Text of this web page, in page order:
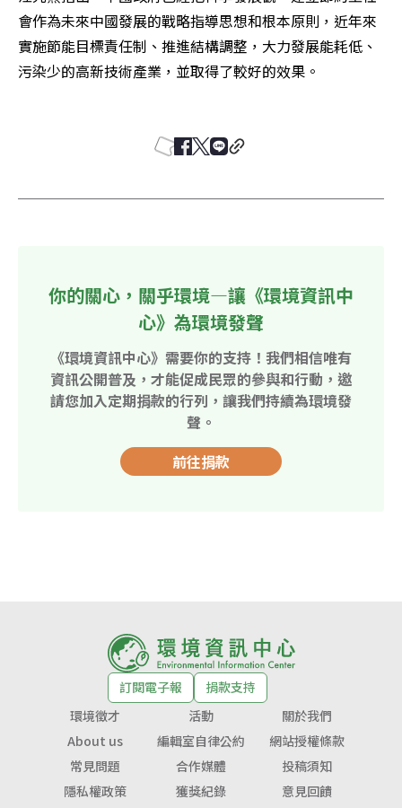
會作為未來中國發展的戰略指導思想和根本原則，近年來
實施節能目標責任制、推進結構調整，大力發展能耗低、
污染少的高新技術產業，並取得了較好的效果。
你的關心，關乎環境—讓《環境資訊中
心》為環境發聲
《環境資訊中心》需要你的支持！我們相信唯有
資訊公開普及，才能促成民眾的參與和行動，邀
請您加入定期捐款的行列，讓我們持續為環境發
聲。
前往捐款
訂閱電子報
捐款支持
環境徵才
活動
關於我們
About us
編輯室自律公約
網站授權條款
常見問題
合作媒體
投稿須知
隱私權政策
獲獎紀錄 意見回饋